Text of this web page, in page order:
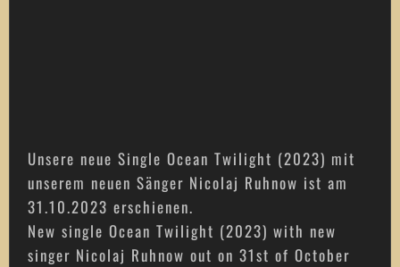
Unsere neue Single Ocean Twilight (2023) mit
unserem neuen Sänger Nicolaj Ruhnow ist am
31.10.2023 erschienen.
New single Ocean Twilight (2023) with new
singer Nicolaj Ruhnow out on 31st of October